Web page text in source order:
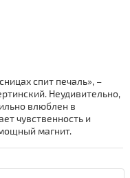
спит печаль», –
Неудивительно,
влюблен в
чувственность и
магнит.